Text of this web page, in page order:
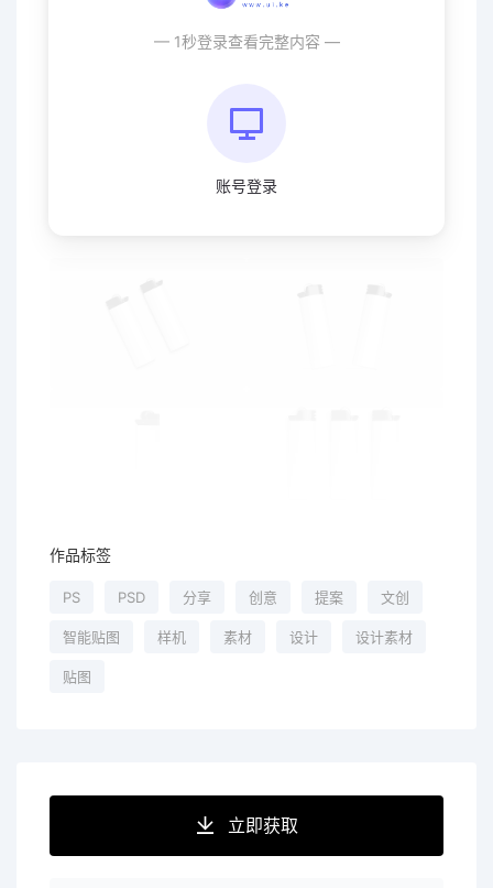
🎁多样化的样机风格，让你的设计作品更加独特，展现出
💡高分辨率，细节清晰，使你的打火机提案效果图更加逼
— 1秒登录查看完整内容 —
账号登录
作品标签
PS PSD 分享 创意 提案 文创
智能贴图 样机 素材 设计 设计素材
贴图
立即获取